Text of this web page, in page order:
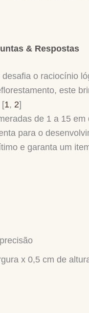
& Respostas
o raciocínio
este
[1, 2]
de 1 a 15
para o
e garanta um
x 0,5 cm de